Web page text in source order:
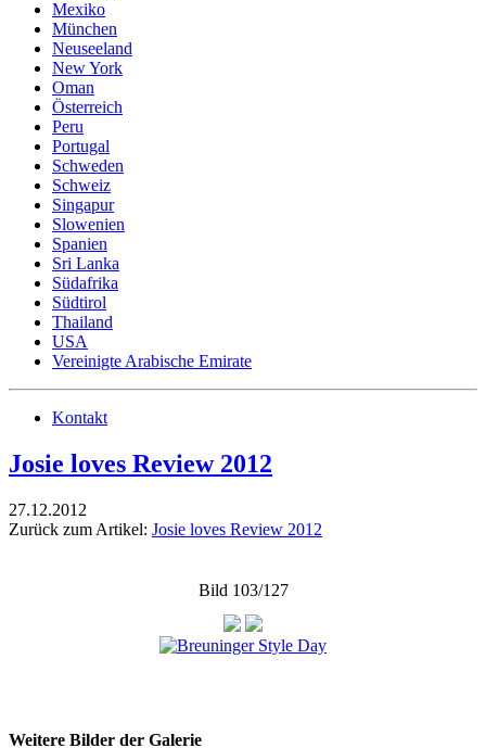
Mexiko
München
Neuseeland
New York
Oman
Österreich
Peru
Portugal
Schweden
Schweiz
Singapur
Slowenien
Spanien
Sri Lanka
Südafrika
Südtirol
Thailand
USA
Vereinigte Arabische Emirate
Kontakt
Josie loves Review 2012
27.12.2012
Zurück zum Artikel: Josie loves Review 2012
Bild 103/127
Weitere Bilder der Galerie